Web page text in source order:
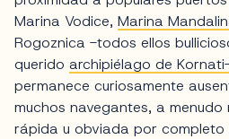
Marina Vodice, Marina
Rogoznica -todos ellos
querido archipiélago de
permanece curiosamente
muchos navegantes, a
rápida u obviada por